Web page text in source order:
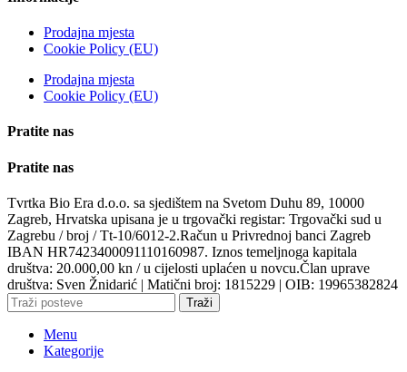
Prodajna mjesta
Cookie Policy (EU)
Prodajna mjesta
Cookie Policy (EU)
Pratite nas
Pratite nas
Tvrtka Bio Era d.o.o. sa sjedištem na Svetom Duhu 89, 10000
Zagreb, Hrvatska upisana je u trgovački registar: Trgovački sud u
Zagrebu / broj / Tt-10/6012-2.Račun u Privrednoj banci Zagreb
IBAN HR7423400091110160987. Iznos temeljnoga kapitala
društva: 20.000,00 kn / u cijelosti uplaćen u novcu.Član uprave
društva: Sven Žnidarić | Matični broj: 1815229 | OIB: 19965382824
Traži
Menu
Kategorije